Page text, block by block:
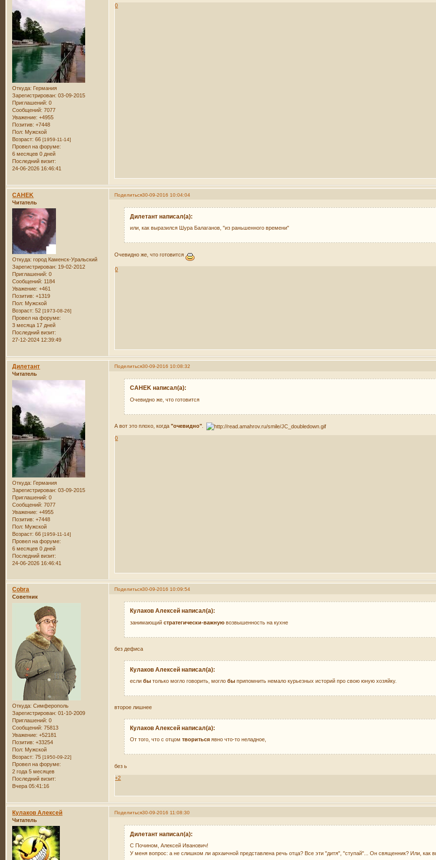
Откуда: Германия
Зарегистрирован: 03-09-2015
Приглашений: 0
Сообщений: 7077
Уважение: +4955
Позитив: +7448
Пол: Мужской
Возраст: 66[1959-11-14]
Провел на форуме:
6 месяцев 0 дней
Последний визит:
24-06-2026 16:46:41
0
Поделиться30-09-2016 10:04:04
CAHEK
Читатель
Откуда: город Каменск-Уральский
Зарегистрирован: 19-02-2012
Приглашений: 0
Сообщений: 1184
Уважение: +461
Позитив: +1319
Пол: Мужской
Возраст: 52[1973-08-26]
Провел на форуме:
3 месяца 17 дней
Последний визит:
27-12-2024 12:39:49
Дилетант написал(а):
или, как выразился Шура Балаганов, "из раньшенного времени"
Очевидно же, что готовится
0
Поделиться30-09-2016 10:08:32
Дилетант
Читатель
Откуда: Германия
Зарегистрирован: 03-09-2015
Приглашений: 0
Сообщений: 7077
Уважение: +4955
Позитив: +7448
Пол: Мужской
Возраст: 66[1959-11-14]
Провел на форуме:
6 месяцев 0 дней
Последний визит:
24-06-2026 16:46:41
CAHEK написал(а):
Очевидно же, что готовится
А вот это плохо, когда"очевидно"
0
Поделиться30-09-2016 10:09:54
Cobra
Советник
Откуда: Симферополь
Зарегистрирован: 01-10-2009
Приглашений: 0
Сообщений: 75813
Уважение: +52181
Позитив: +33254
Пол: Мужской
Возраст: 75[1950-09-22]
Провел на форуме:
2 года 5 месяцев
Последний визит:
Вчера 05:41:16
Кулаков Алексей написал(а):
занимающийстратегически-важную возвышенность на кухне
без дефиса
Кулаков Алексей написал(а):
еслибы только могло говорить, моглобы припомнить немало курьезных историй про свою юную хозяйку.
второе лишнее
Кулаков Алексей написал(а):
От того, что с отцомтвориться явно что-то неладное,
без ь
+2
Поделиться30-09-2016 11:08:30
Кулаков Алексей
Читатель
Дилетант написал(а):
С Почином, Алексей Иванович!
У меня вопрос: а не слишком ли архаичной представлена речь отца? Все эти "дитя", "ступай"... Он священник? Или, как